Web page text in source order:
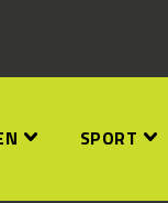
SPORT